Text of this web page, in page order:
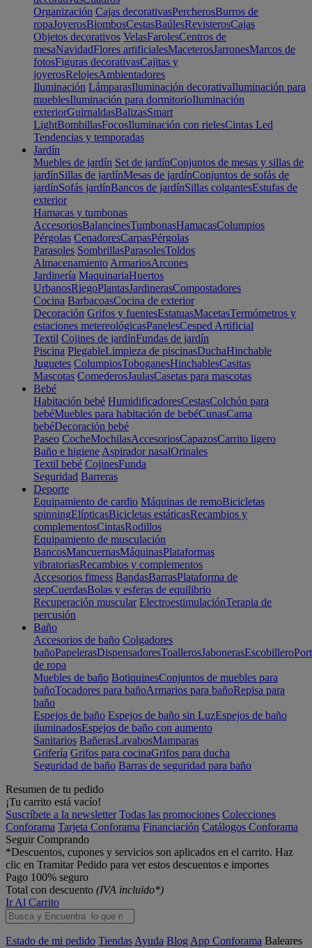
Organización Cajas decorativasPercherosBurros de
ropaJoyerosBiombosCestasBaúlesRevisterosCajas
Objetos decorativos VelasFarolesCentros de
mesaNavidadFlores artificialesMaceterosJarronesMarcos de
fotosFiguras decorativasCajitas y
joyerosRelojesAmbientadores
Iluminación LámparasIluminación decorativaIluminación para
mueblesIluminación para dormitorioIluminación
exteriorGuirnaldasBalizasSmart
LightBombillasFocosIluminación con rielesCintas Led
Tendencias y temporadas
Jardín
Muebles de jardín Set de jardínConjuntos de mesas y sillas de
jardínSillas de jardínMesas de jardínConjuntos de sofás de
jardínSofás jardínBancos de jardínSillas colgantesEstufas de
exterior
Hamacas y tumbonas
AccesoriosBalancinesTumbonasHamacasColumpios
Pérgolas CenadoresCarpasPérgolas
Parasoles SombrillasParasolesToldos
Almacenamiento ArmariosArcones
Jardinería MaquinariaHuertos
UrbanosRiegoPlantasJardinerasCompostadores
Cocina BarbacoasCocina de exterior
Decoración Grifos y fuentesEstatuasMacetasTermómetros y
estaciones metereológicasPanelesCesped Artificial
Textil Cojines de jardínFundas de jardín
Piscina PlegableLimpieza de piscinasDuchaHinchable
Juguetes ColumpiosToboganesHinchablesCasitas
Mascotas ComederosJaulasCasetas para mascotas
Bebé
Habitación bebé HumidificadoresCestasColchón para
bebéMuebles para habitación de bebéCunasCama
bebéDecoración bebé
Paseo CocheMochilasAccesoriosCapazosCarrito ligero
Baño e higiene Aspirador nasalOrinales
Textil bebé CojinesFunda
Seguridad Barreras
Deporte
Equipamiento de cardio Máquinas de remoBicicletas
spinningElípticasBicicletas estáticasRecambios y
complementosCintasRodillos
Equipamiento de musculación
BancosMancuernasMáquinasPlataformas
vibratoriasRecambios y complementos
Accesorios fitness BandasBarrasPlataforma de
stepCuerdasBolas y esferas de equilibrio
Recuperación muscular ElectroestimulaciónTerapia de
percusión
Baño
Accesorios de baño Colgadores
bañoPapelerasDispensadoresToallerosJabonerasEscobillero
de ropa
Muebles de baño BotiquinesConjuntos de muebles para
bañoTocadores para bañoArmarios para bañoRepisa para
baño
Espejos de baño Espejos de baño sin LuzEspejos de baño
iluminadosEspejos de baño con aumento
Sanitarios BañerasLavabosMamparas
Grifería Grifos para cocinaGrifos para ducha
Seguridad de baño Barras de seguridad para baño
Resumen de tu pedido
¡Tu carrito está vacío!
Suscríbete a la newsletter Todas las promociones Colecciones
Conforama Tarjeta Conforama Financiación Catálogos Conforama
Seguir Comprando
*Descuentos, cupones y servicios son aplicados en el carrito. Haz
clic en Tramitar Pedido para ver estos descuentos e importes
Pago 100% seguro
Total con descuento (IVA incluido*)
Ir Al Carrito
Estado de mi pedido Tiendas Ayuda Blog App Conforama Baleares